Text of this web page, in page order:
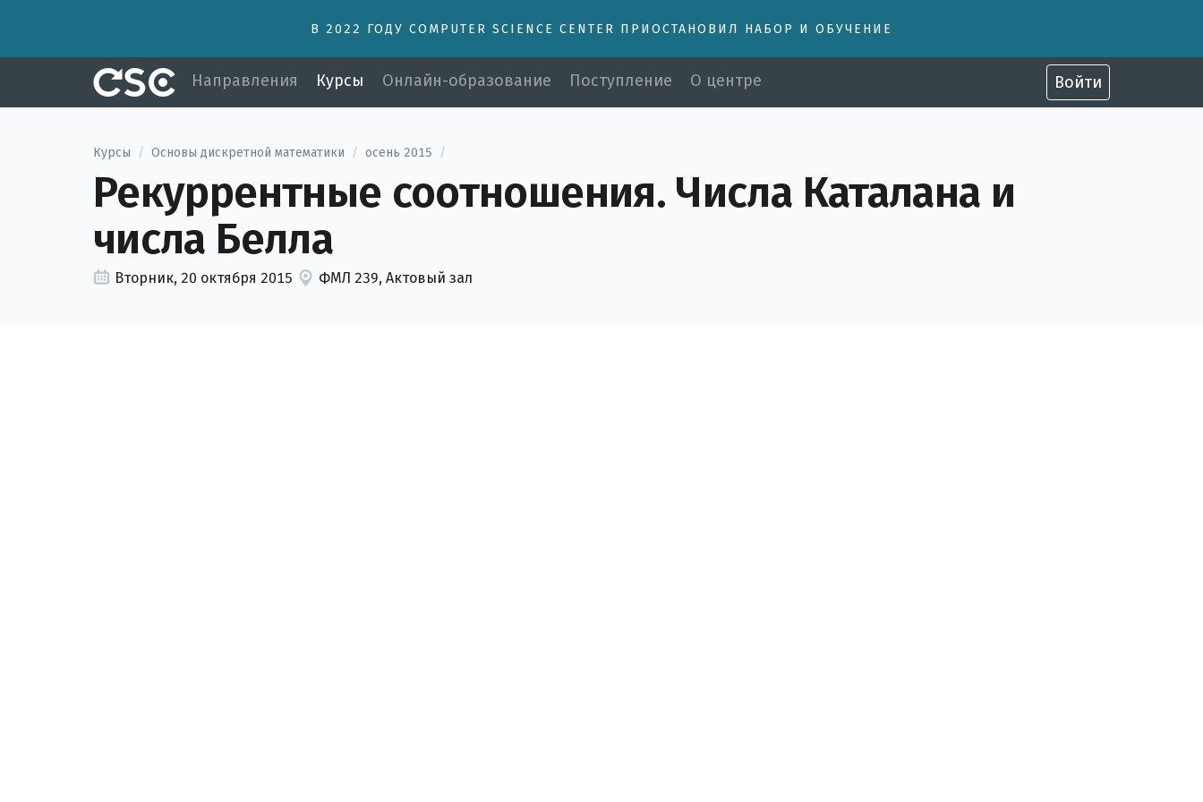
В 2022 ГОДУ COMPUTER SCIENCE CENTER ПРИОСТАНОВИЛ НАБОР И ОБУЧЕНИЕ
Направления Курсы Онлайн-образование Поступление О центре Войти
Курсы / Основы дискретной математики / осень 2015 /
Рекуррентные соотношения. Числа Каталана и
числа Белла
Вторник, 20 октября 2015 ФМЛ 239, Актовый зал